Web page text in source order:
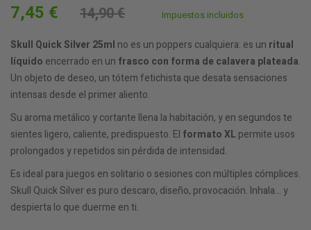
7,45 € 14,90 € Impuestos incluidos
Skull Quick Silver 25ml no es un poppers cualquiera: es un ritual
líquido encerrado en un frasco con forma de calavera plateada.
Un objeto de deseo, un tótem fetichista que desata sensaciones
intensas desde el primer aliento.
Su aroma metálico y cortante llena la habitación, y en segundos te
sientes ligero, caliente, predispuesto. El formato XLpermite usos
prolongados y repetidos sin pérdida de intensidad.
Es ideal para juegos en solitario o sesiones con múltiples cómplices.
Skull Quick Silver es puro descaro, diseño, provocación. Inhala... y
despierta lo que duerme en ti.